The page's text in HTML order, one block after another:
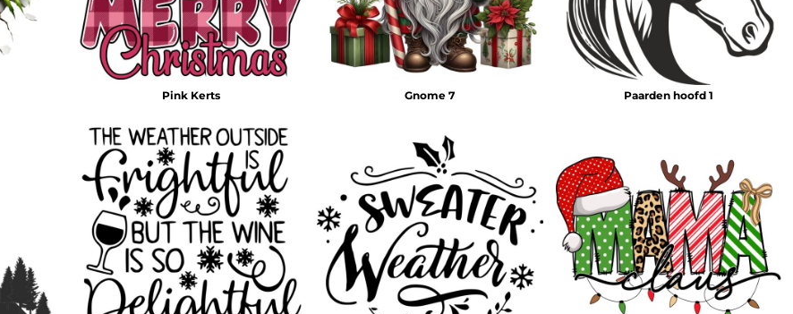
Pink Kerts Gnome 7 Paarden hoofd 1